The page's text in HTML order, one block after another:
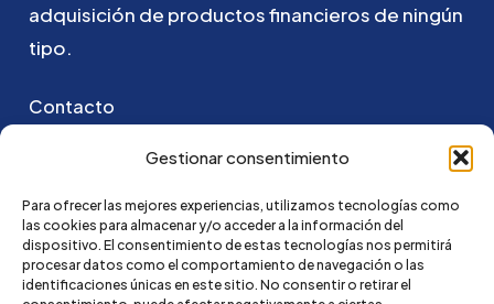
Gestionar consentimiento
Para ofrecer las mejores experiencias, utilizamos tecnologías como
las cookies para almacenar y/o acceder a la información del
dispositivo. El consentimiento de estas tecnologías nos permitirá
procesar datos como el comportamiento de navegación o las
identificaciones únicas en este sitio. No consentir o retirar el
adquisición de productosfinancieros de ningún
tipo.
Contacto
Puedes ponerte en contacto con nosotros
hola@credi4me.com